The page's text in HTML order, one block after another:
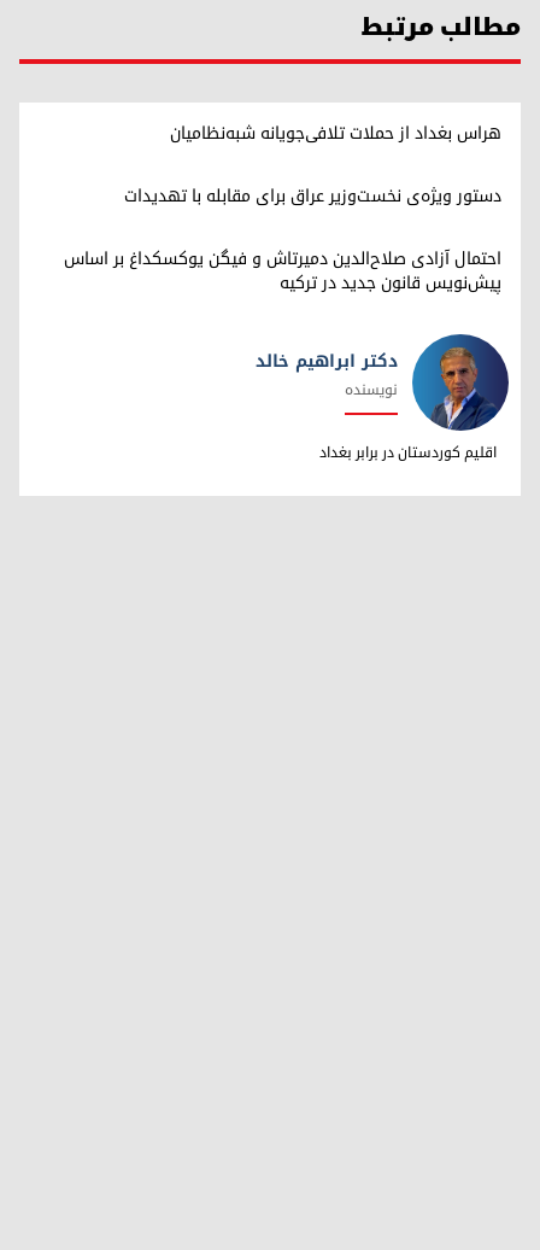
مطالب مرتبط
هراس بغداد از حملات تلافی‌جویانه شبه‌نظامیان
دستور ویژه‌ی نخست‌وزیر عراق برای مقابله با تهدیدات
احتمال آزادی صلاح‌الدین دمیرتاش و فیگن یوکسکداغ بر اساس
پیش‌نویس قانون جدید در ترکیه
دکتر ابراهیم خالد
دکتر ابراهیم خالد
نویسنده
اقلیم کوردستان در برابر بغداد